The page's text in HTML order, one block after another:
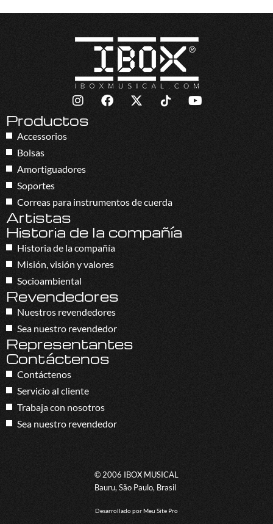
Productos
Accessorios
Bolsas
Amortiguadores
Soportes
Correas para instrumentos de cuerda
Artistas
Historia de la compañía
Historia de la compañía
Misión, visión y valores
Socioambiental
Revendedores
Nuestros revendedores
Sea nuestro revendedor
Representantes
Contáctenos
Contáctenos
Servicio al cliente
Trabaja con nosotros
Sea nuestro revendedor
© 2006 IBOX MUSICAL
Bauru, São Paulo, Brasil
Desarrollado porMeu Site Pro